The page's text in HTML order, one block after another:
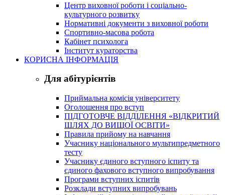
Центр виховної роботи і соціально-
культурного розвитку
Нормативні документи з виховної роботи
Спортивно-масова робота
Кабінет психолога
Інститут кураторства
КОРИСНА ІНФОРМАЦІЯ
Для абітурієнтів
Приймальна комісія університету
Оголошення про вступ
ПІДГОТОВЧЕ ВІДДІЛЕННЯ «ВІДКРИТИЙ
ШЛЯХ ДО ВИЩОЇ ОСВІТИ»
Правила прийому на навчання
Учаснику національного мультипредметного
тесту
Учаснику єдиного вступного іспиту та
єдиного фахового вступного випробування
Програми вступних іспитів
Розклади вступних випробувань